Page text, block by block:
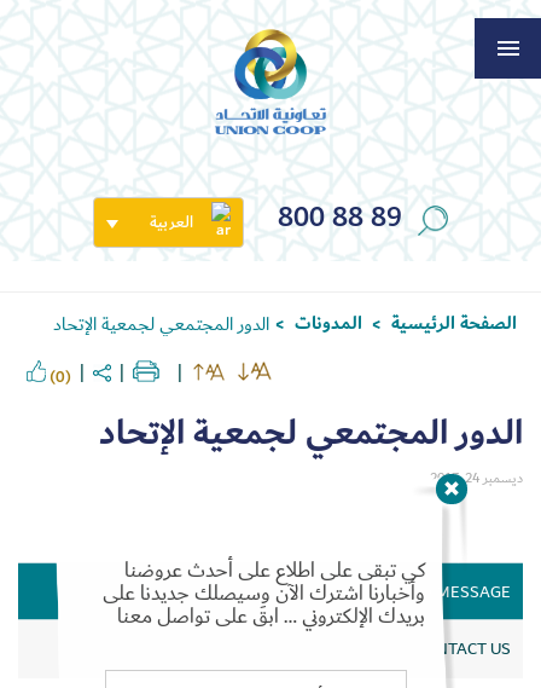
800 88 89 العربية
الصفحة الرئيسية > المدونات > الدور المجتمعي لجمعية الإتحاد
(0)
الدور المجتمعي لجمعية الإتحاد
ديسمبر 24, 2017
CEO MESSAGE
CONTACT US
كي تبقى على اطلاع على أحدث عروضنا
وأخبارنا اشترك الآن وسيصلك جديدنا على
بريدك الإلكتروني … ابقَ على تواصل معنا
Set Youtube Channel ID